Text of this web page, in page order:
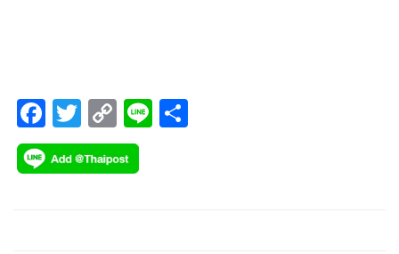
F
ac
e
T
wi
tt
C
o
p
Li